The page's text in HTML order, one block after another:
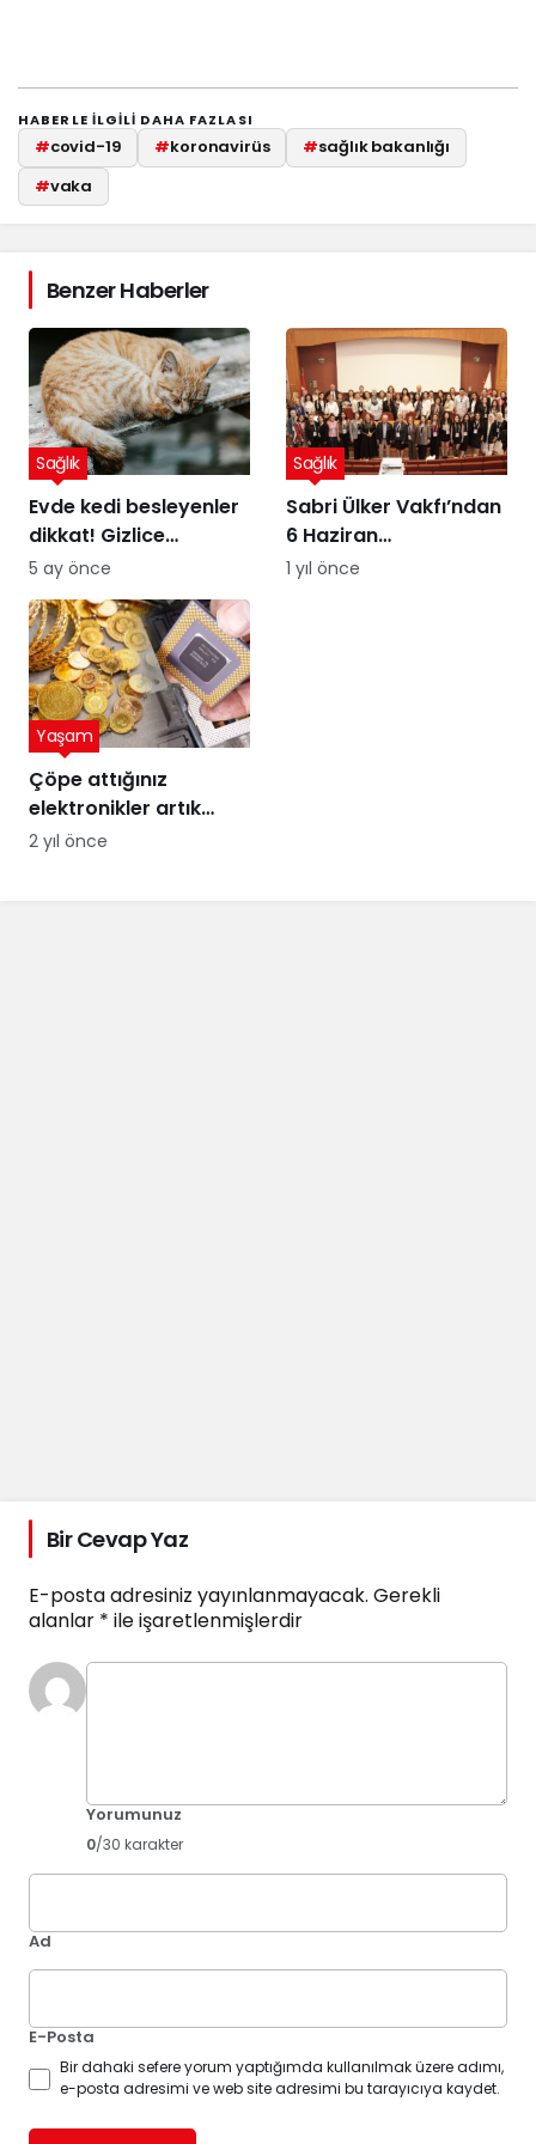
HABERLE ILGILI DAHA FAZLASI
#covid-19 #koronavirüs #sağlık bakanlığı
#vaka
Benzer Haberler
Evde kedi besleyenler
dikkat! Gizlice
yerleşen parazit,
görme kaybına yol
açıyor
Sağlık
5 ay önce
Sabri Ülker Vakfı’ndan
6 Haziran
Diyetisyenler Günü’ne
Sağlık
1 yıl önce
Çöpe attığınız
elektronikler artık
altına dönüşebilir!
Yaşam
2 yıl önce
Bir Cevap Yaz
E-posta adresiniz yayınlanmayacak. Gerekli
alanlar * ile işaretlenmişlerdir
Yorumunuz
0/30 karakter
Ad
E-Posta
Bir dahaki sefere yorum yaptığımda kullanılmak üzere adımı,
e-posta adresimi ve web site adresimi bu tarayıcıya kaydet.